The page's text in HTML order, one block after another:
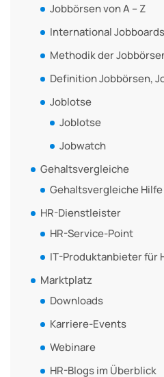
Jobbörsen von A – Z
International Jobboards
Methodik der
Definition Jobbörsen,
Joblotse
Joblotse
Jobwatch
Gehaltsvergleiche
Gehaltsvergleiche Hilfe
HR-Dienstleister
HR-Service-Point
IT-Produktanbieter für
Marktplatz
Downloads
Karriere-Events
Webinare
HR-Blogs im Überblick